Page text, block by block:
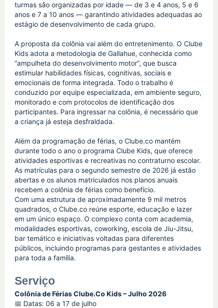
turmas são organizadas por idade — de 3 e 4 anos, 5 e 6
anos e 7 a 10 anos — garantindo atividades adequadas ao
estágio de desenvolvimento de cada grupo.
A proposta da colônia vai além do entretenimento. O Clube
Kids adota a metodologia de Gallahue, conhecida como
“ampulheta do desenvolvimento motor”, que busca
estimular habilidades físicas, cognitivas, sociais e
emocionais de forma integrada. Todo o trabalho é
conduzido por equipe especializada, em ambiente seguro,
monitorado e com protocolos de identificação dos
participantes. Para ingressar na colônia, é necessário que
a criança já esteja desfraldada.
Além da programação de férias, o Clube.co mantém
durante todo o ano o programa Clube Kids, que oferece
atividades esportivas e recreativas no contraturno escolar.
As matrículas para o segundo semestre de 2026 já estão
abertas e os alunos matriculados nos planos anuais
recebem a colônia de férias como benefício.
Com uma estrutura de aproximadamente 9 mil metros
quadrados, o Clube.co reúne esporte, educação e lazer
em um único espaço. O complexo conta com academia,
modalidades esportivas, coworking, escola de Jiu-Jitsu,
bar temático e iniciativas voltadas para diferentes
públicos, incluindo programas para gestantes e atividades
para toda a família.
Serviço
Colônia de Férias Clube.Co Kids – Julho 2026
📅 Datas: 06 a 17 de julho